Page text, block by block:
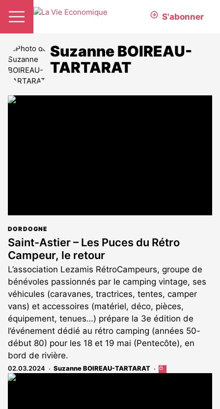
S'abonner
Suzanne BOIREAU-
TARTARAT
DORDOGNE
Saint-Astier – Les Puces du Rétro
Campeur, le retour
L’association Lezamis RétroCampeurs, groupe de
bénévoles passionnés par le camping vintage, ses
véhicules (caravanes, tractrices, tentes, camper
vans) et accessoires (matériel, déco, pièces,
équipement, tenues…) prépare la 3e édition de
l’événement dédié au rétro camping (années 50-
début 80) pour les 18 et 19 mai (Pentecôte), en
bord de rivière.
02.03.2024 Suzanne BOIREAU-TARTARAT
Cet